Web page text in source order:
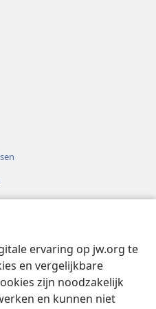
ervaring op jw.org te
en vergelijkbare
zijn noodzakelijk
en kunnen niet